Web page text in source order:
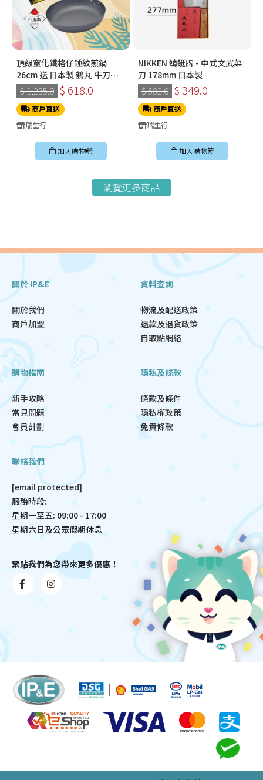
頂級窒化鐵格仔錘紋煎鍋
26cm 送 日本製 鶴丸 牛刀
180mm
$ 1,235.0 $ 618.0
商戶直送
瑞生行
加入購物籃
NIKKEN 蜻蜓牌 - 中式文武菜
刀 178mm 日本製
$ 582.0 $ 349.0
商戶直送
瑞生行
加入購物籃
瀏覽更多商品
關於 IP&E
關於我們
商戶加盟
資料查詢
物流及配送政策
退款及退貨政策
自取點網絡
購物指南
新手攻略
常見問題
會員計劃
隱私及條款
條款及條件
隱私權政策
免責條款
聯絡我們
[email protected]
服務時段:
星期一至五: 09:00 - 17:00
星期六日及公眾假期休息
緊貼我們為您帶來更多優惠！